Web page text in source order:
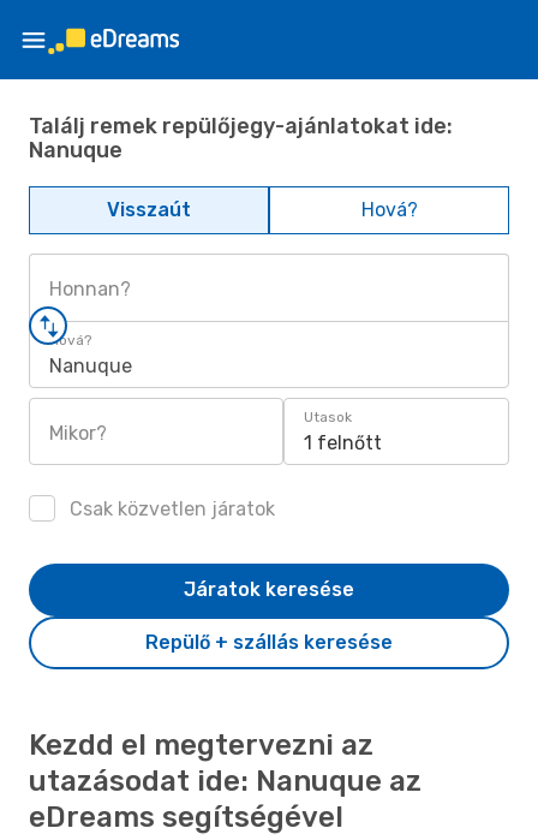
Találj remek repülőjegy-ajánlatokat ide:
Nanuque
Visszaút Hová?
Honnan?
Hová?
Nanuque
Mikor?
Utasok
1 felnőtt
Csak közvetlen járatok
Repülő + szállás keresése
Járatok keresése
Kezdd el megtervezni az
utazásodat ide: Nanuque az
eDreams segítségével